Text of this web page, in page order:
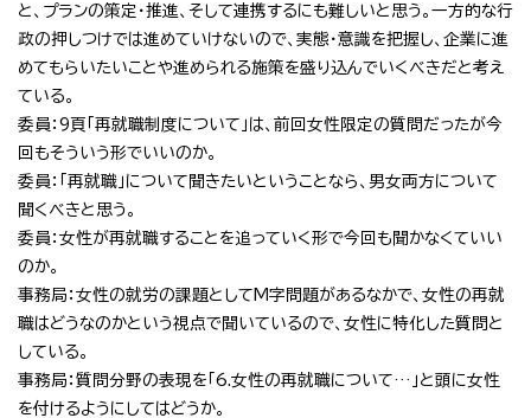
と、プランの策定・推進、そして連携するにも難しいと思う。一方的な行
政の押しつけでは進めていけないので、実態・意識を把握し、企業に進
めてもらいたいことや進められる施策を盛り込んでいくべきだと考え
ている。
委員：9頁「再就職制度について」は、前回女性限定の質問だったが今
回もそういう形でいいのか。
委員：「再就職」について聞きたいということなら、男女両方について
聞くべきと思う。
委員：女性が再就職することを追っていく形で今回も聞かなくていい
のか。
事務局：女性の就労の課題としてM字問題があるなかで、女性の再就
職はどうなのかという視点で聞いているので、女性に特化した質問と
している。
事務局：質問分野の表現を「6.女性の再就職について…」と頭に女性
を付けるようにしてはどうか。